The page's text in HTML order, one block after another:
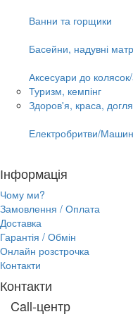
Ванни та горщики
Басейни, надувні
Аксесуари до колясок/
Туризм, кемпінг
Здоров'я, краса,
Електробритви/
Інформація
Чому ми?
Замовлення / Оплата
Доставка
Гарантія / Обмін
Онлайн розстрочка
Контакти
Контакти
Call-центр